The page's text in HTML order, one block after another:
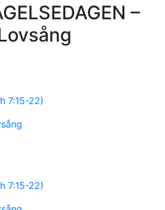
–
7:15-22)
7:15-22)